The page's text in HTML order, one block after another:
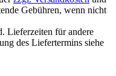
Gebühren, wenn nicht
Lieferzeiten für andere
des Liefertermins siehe